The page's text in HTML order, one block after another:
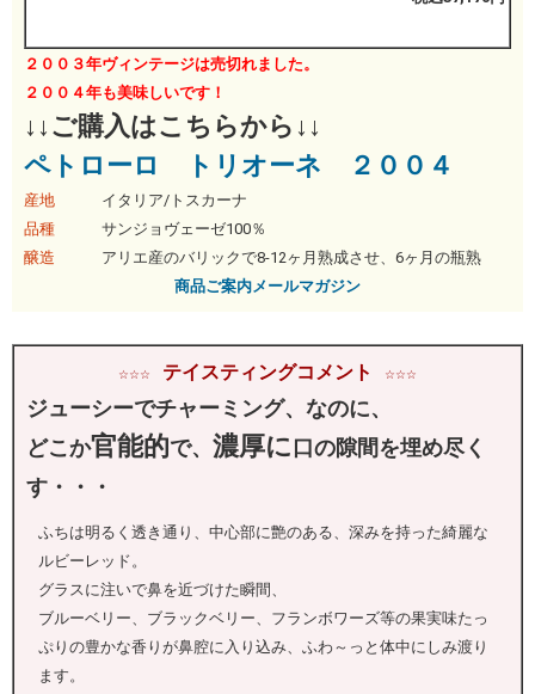
２００３年ヴィンテージは売切れました。
２００４年も美味しいです！
↓↓ご購入はこちらから↓↓
ペトローロ トリオーネ ２００４
産地 イタリア/トスカーナ
品種 サンジョヴェーゼ100％
醸造 アリエ産のバリックで8-12ヶ月熟成させ、6ヶ月の瓶熟
商品ご案内メールマガジン
☆☆☆ テイスティングコメント ☆☆☆
ジューシーでチャーミング、なのに、
どこか官能的で、 濃厚に口の隙間を埋め尽く
す・・・
ふちは明るく透き通り、中心部に艶のある、深みを持った綺麗な
ルビーレッド。
グラスに注いで鼻を近づけた瞬間、
ブルーベリー、ブラックベリー、フランボワーズ等の果実味たっ
ぷりの豊かな香りが鼻腔に入り込み、ふわ～っと体中にしみ渡り
ます。